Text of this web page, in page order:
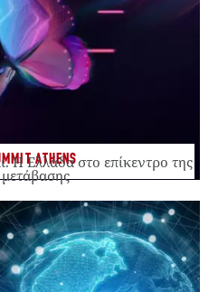
ATHENS
Η Ελλάδα στο επίκεντρο της